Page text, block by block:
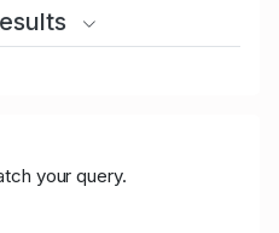
your query.